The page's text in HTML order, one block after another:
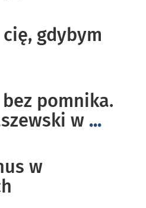
gdybym
pomnika.
w ...
w